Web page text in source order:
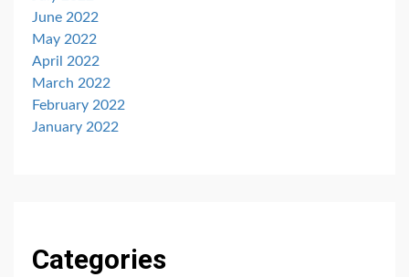
June 2022
May 2022
April 2022
March 2022
February 2022
January 2022
Categories